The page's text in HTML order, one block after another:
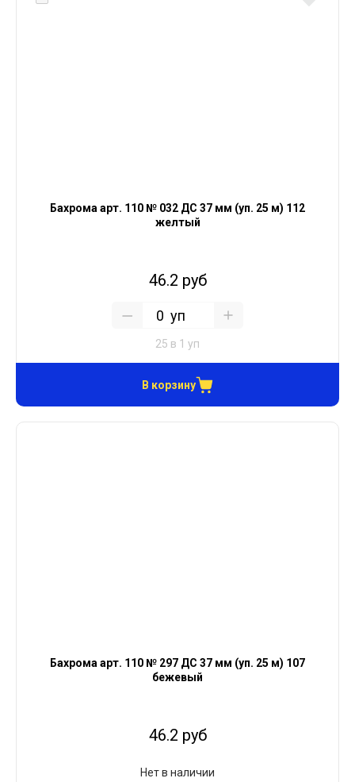
Бахрома арт. 110 № 032 ДС 37 мм (уп. 25 м) 112
желтый
46.2 руб
уп
25 в 1 уп
В корзину
Бахрома арт. 110 № 297 ДС 37 мм (уп. 25 м) 107
бежевый
46.2 руб
Нет в наличии